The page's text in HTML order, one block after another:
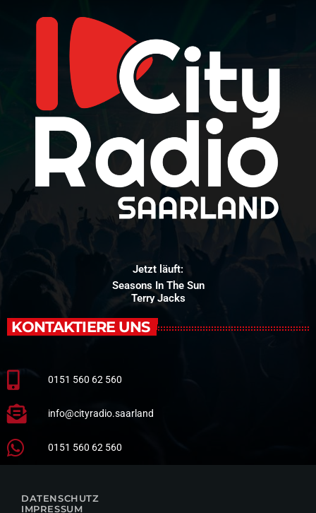
Jetzt läuft:
Seasons In The Sun
Terry Jacks
KONTAKTIERE UNS
0151 560 62 560
info@cityradio.saarland
0151 560 62 560
DATENSCHUTZ
IMPRESSUM